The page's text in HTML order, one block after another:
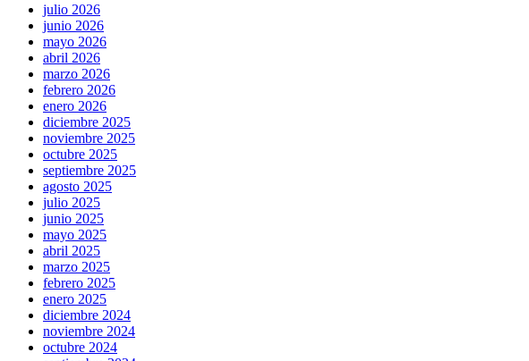
julio 2026
junio 2026
mayo 2026
abril 2026
marzo 2026
febrero 2026
enero 2026
diciembre 2025
noviembre 2025
octubre 2025
septiembre 2025
agosto 2025
julio 2025
junio 2025
mayo 2025
abril 2025
marzo 2025
febrero 2025
enero 2025
diciembre 2024
noviembre 2024
octubre 2024